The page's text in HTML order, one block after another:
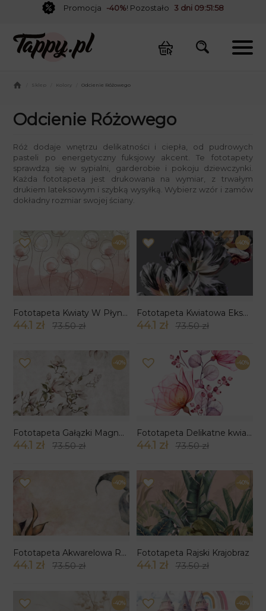
Promocja -40%! Pozostało 3 dni 09:51:57
Sklep Kolory Odcienie Różowego
Odcienie Różowego
Róż dodaje wnętrzu delikatności i ciepła, od pudrowych
pasteli po energetyczny fuksjowy akcent. Te fototapety
sprawdzą się w sypialni, garderobie i pokoju dziewczynki.
Każda fototapeta jest drukowana na wymiar, z trwałym
drukiem lateksowym i szybką wysyłką. Wybierz wzór i zamów
dokładny rozmiar swojej ściany.
-40%
Fototapeta Kwiaty W Płynnych Liniach
44.1 zł 73.50 zł
-40%
Fototapeta Kwiatowa Eksplozja
44.1 zł 73.50 zł
-40%
Fototapeta Gałązki Magnolii
44.1 zł 73.50 zł
-40%
Fototapeta Delikatne kwiaty – akwarelowa fototapeta botaniczna
44.1 zł 73.50 zł
-40%
Fototapeta Akwarelowa Roślinna Subtelność
44.1 zł 73.50 zł
-40%
Fototapeta Rajski Krajobraz
44.1 zł 73.50 zł
-40% -40%